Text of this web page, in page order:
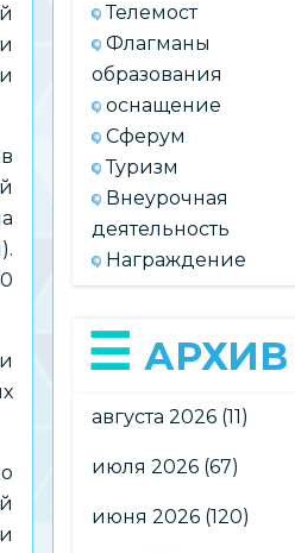
Телемост
Флагманы
образования
оснащение
Сферум
Туризм
Внеурочная
деятельность
Награждение
АРХИВ
августа 2026 (11)
июля 2026 (67)
июня 2026 (120)